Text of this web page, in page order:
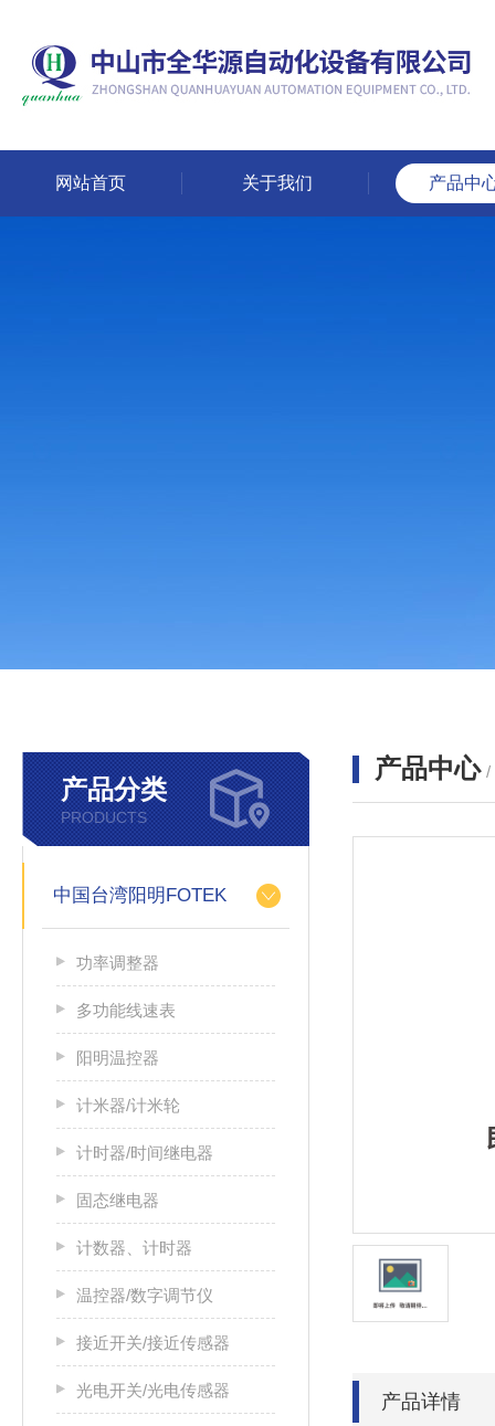
网站首页 关于我们 产品中
产品分类
PRODUCTS
中国台湾阳明FOTEK
功率调整器
多功能线速表
阳明温控器
计米器/计米轮
计时器/时间继电器
固态继电器
计数器、计时器
温控器/数字调节仪
接近开关/接近传感器
光电开关/光电传感器
产品中心 /
产品详情